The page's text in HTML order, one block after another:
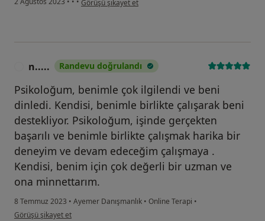
Görüşü şikayet et
n..... Randevu doğrulandı
Psikoloğum, benimle çok ilgilendi ve beni
dinledi. Kendisi, benimle birlikte çalışarak beni
destekliyor. Psikoloğum, işinde gerçekten
başarılı ve benimle birlikte çalışmak harika bir
deneyim ve devam edeceğim çalışmaya .
Kendisi, benim için çok değerli bir uzman ve
ona minnettarım.
8 Temmuz 2023 • Ayemer Danışmanlık • Online Terapi •
kullanıcının görüşüne göre n.....
Görüşü şikayet et